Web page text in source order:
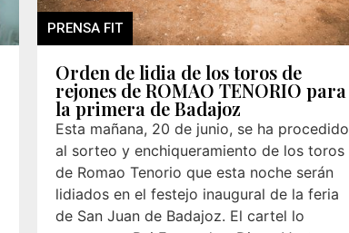
PRENSA FIT
Orden de lidia de los toros de
rejones de ROMAO TENORIO para
la primera de Badajoz
Esta mañana, 20 de junio, se ha procedido
al sorteo y enchiqueramiento de los toros
de Romao Tenorio que esta noche serán
lidiados en el festejo inaugural de la feria
de San Juan de Badajoz. El cartel lo